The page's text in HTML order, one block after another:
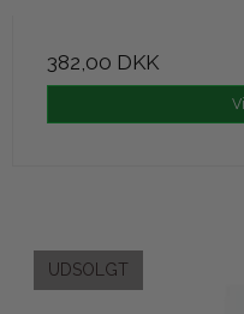
382,00 DKK
UDSOLGT